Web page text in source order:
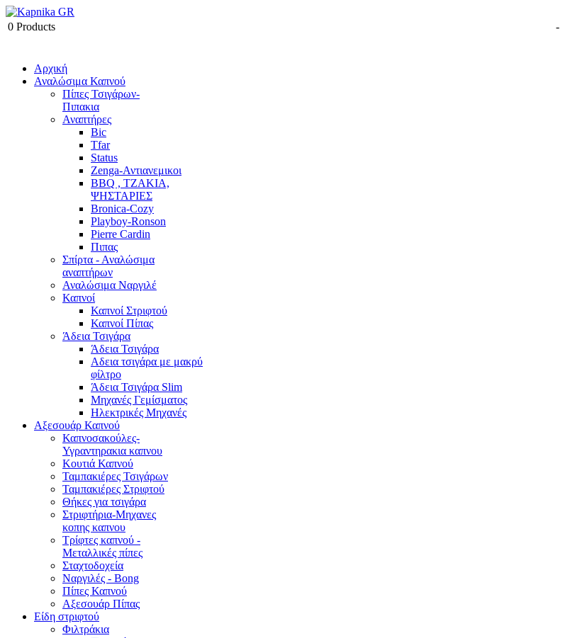
0 Products -
Αρχική
Αναλώσιμα Καπνού
Πίπες Τσιγάρων-
Πιπακια
Αναπτήρες
Bic
Tfar
Status
Zenga-Αντιανεμικοι
BBQ , ΤΖΑΚΙΑ,
ΨΗΣΤΑΡΙΕΣ
Bronica-Cozy
Playboy-Ronson
Pierre Cardin
Πιπας
Σπίρτα - Αναλώσιμα
αναπτήρων
Αναλώσιμα Ναργιλέ
Καπνοί
Καπνοί Στριφτού
Καπνοί Πίπας
Άδεια Τσιγάρα
Άδεια Τσιγάρα
Αδεια τσιγάρα με μακρύ
φίλτρο
Άδεια Τσιγάρα Slim
Μηχανές Γεμίσματος
Ηλεκτρικές Μηχανές
Αξεσουάρ Καπνού
Καπνοσακούλες-
Υγραντηρακια καπνου
Κουτιά Καπνού
Ταμπακιέρες Τσιγάρων
Ταμπακιέρες Στριφτού
Θήκες για τσιγάρα
Στριφτήρια-Μηχανες
κοπης καπνου
Τρίφτες καπνού -
Μεταλλικές πίπες
Σταχτοδοχεία
Ναργιλές - Bong
Πίπες Καπνού
Αξεσουάρ Πίπας
Είδη στριφτού
Φιλτράκια